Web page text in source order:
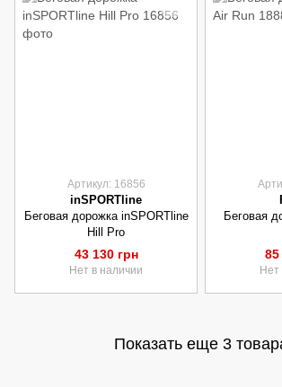
Артикул: 16856
inSPORTline
Беговая дорожка inSPORTline
Hill Pro
43 130 грн
Нет в наличии
Беговая
85
Нет
Показать еще 3